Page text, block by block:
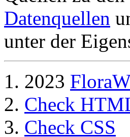
Datenquellen
unter der
2023
Check
Check CSS